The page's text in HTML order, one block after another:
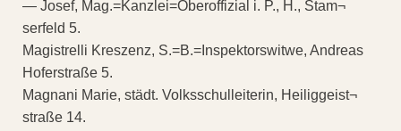
— Josef, Mag.=Kanzlei=Oberoffizial i. P., H., Stam¬
serfeld 5.
Magistrelli Kreszenz, S.=B.=Inspektorswitwe, Andreas
Hoferstraße 5.
Magnani Marie, städt. Volksschulleiterin, Heiliggeist¬
straße 14.